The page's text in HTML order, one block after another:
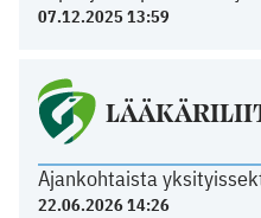
07.12.2025 13:59
Ajankohtaista
22.06.2026 14:26